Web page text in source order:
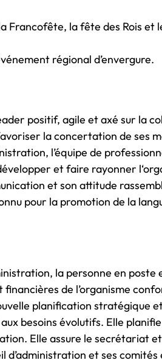
Francofête, la fête des Rois et
régional d’envergure.
positif, agile et axé sur la
la concertation de ses
l’équipe de
et faire rayonner
et son attitude
pour la promotion de la
la personne en
de l’organisme
planification stratégique
besoins évolutifs. Elle
Elle assure le secrétariat
d’administration et ses